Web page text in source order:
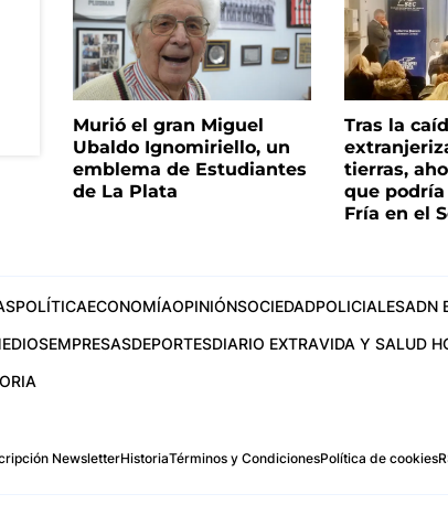
Murió el gran Miguel
Ubaldo Ignomiriello, un
emblema de Estudiantes
de La Plata
Tras la
tierras,
que
Fría en el
POLÍTICAECONOMÍAOPINIÓNSOCIEDADPOLICIALESADN
EMPRESASDEPORTESDIARIO EXTRAVIDA Y SALUD
NewsletterHistoriaTérminos y CondicionesPolítica de cookies